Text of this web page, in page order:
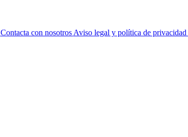
Contacta con nosotros Aviso legal y política de privacidad